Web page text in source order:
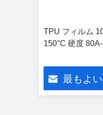
TPU フィルム
150°C 硬度
最もよ